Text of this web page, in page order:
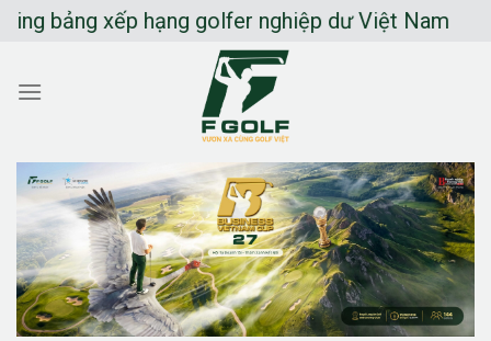
Chuyển
dung
xếp hạng golfer nghiệp dư Việt Nam